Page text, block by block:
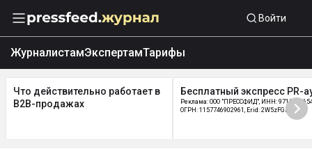
Войти
ЖурналистамЭкспертамТарифы
Что действительно работает в
B2B-продажах
Бесплатный экспресс PR-
Реклама: ООО "ПРЕССФИД", ИНН:
ОГРН: 1157746902961, Erid: 2W5zFGDycPz